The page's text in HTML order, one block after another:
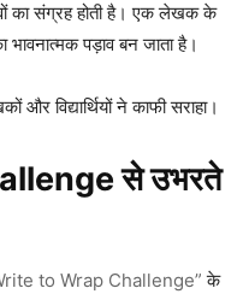
का संग्रह होती है। एक लेखक के
भावनात्मक पड़ाव बन जाता है।
विद्यार्थियों ने काफी सराहा।
से उभरते
to Wrap Challenge” के